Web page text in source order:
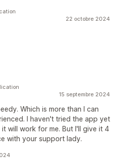
22 octobre 2024
15 septembre 2024
Which is more than I can
I haven't tried the app yet
will work for me. But I'll give it 4
with your support lady.